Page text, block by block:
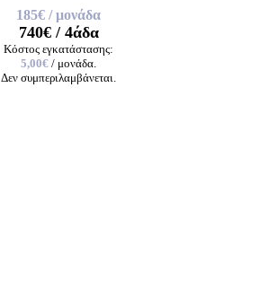
185€ / μονάδα
740€/ 4άδα
Κόστος εγκατάστασης:
5,00€ / μονάδα.
Δεν συμπεριλαμβάνεται.